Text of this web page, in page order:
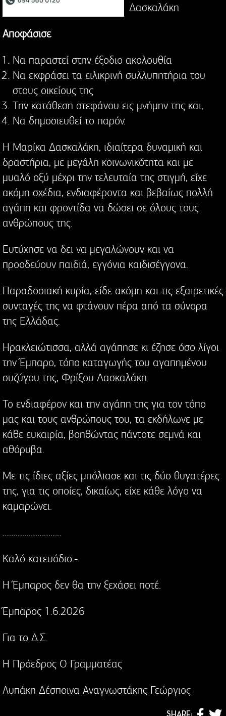
Δασκαλάκη
Αποφάσισε
Να παραστεί στην έξοδιο ακολουθία
Να εκφράσει τα ειλικρινή συλλυπητήρια του
στους οικείους της
Την κατάθεση στεφάνου εις μνήμην της και,
Να δημοσιευθεί το παρόν.
Η Μαρίκα Δασκαλάκη, ιδιαίτερα δυναμική και
δραστήρια, με μεγάλη κοινωνικότητα και με
μυαλό οξύ μέχρι την τελευταία της στιγμή, είχε
ακόμη σχέδια, ενδιαφέροντα και βεβαίως πολλή
αγάπη και φροντίδα να δώσει σε όλους τους
ανθρώπους της.
Ευτύχησε να δει να μεγαλώνουν και να
προοδεύουν παιδιά, εγγόνια καιδισέγγονα.
Παραδοσιακή κυρία, είδε ακόμη και τις εξαιρετικές
συνταγές της να φτάνουν πέρα από τα σύνορα
της Ελλάδας.
Ηρακλειώτισσα, αλλά αγάπησε κι έζησε όσο λίγοι
την Έμπαρο, τόπο καταγωγής του αγαπημένου
συζύγου της, Φρίξου Δασκαλάκη.
Το ενδιαφέρον και την αγάπη της για τον τόπο
μας και τους ανθρώπους του, τα εκδήλωνε με
κάθε ευκαιρία, βοηθώντας πάντοτε σεμνά και
αθόρυβα.
Με τις ίδιες αξίες μπόλιασε και τις δύο θυγατέρες
της, για τις οποίες, δικαίως, είχε κάθε λόγο να
καμαρώνει.
………………………
Καλό κατευόδιο.-
Η Έμπαρος δεν θα την ξεχάσει ποτέ.
Έμπαρος 1.6.2026
Για το Δ.Σ.
Η Πρόεδρος Ο Γραμματέας
Λυπάκη Δέσποινα Αναγνωστάκης Γεώργιος